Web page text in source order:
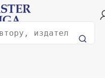
страну мира!
Поиск